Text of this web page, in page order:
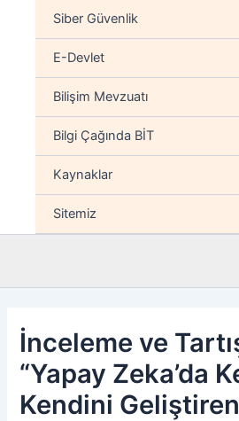
Siber Güvenlik
E-Devlet
Bilişim Mevzuatı
Bilgi Çağında BİT
Kaynaklar
Sitemiz
İnceleme ve
“Yapay Zeka’da
Kendini